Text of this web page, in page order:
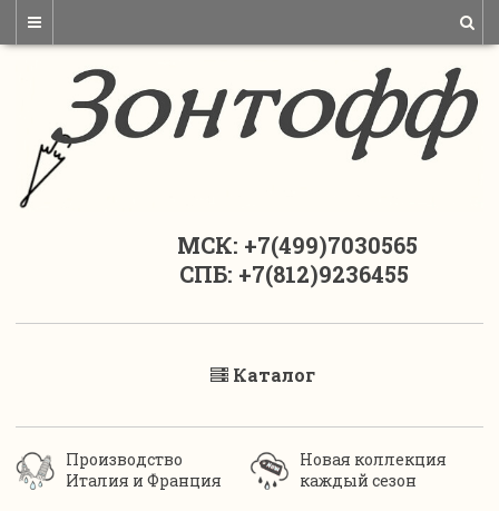
МСК: +7(499)7030565
СПБ: +7(812)9236455
Каталог
Производство
Италия и Франция
Новая коллекция
каждый сезон